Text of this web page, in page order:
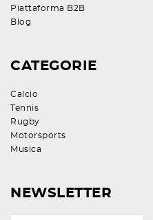
Piattaforma B2B
Blog
CATEGORIE
Calcio
Tennis
Rugby
Motorsports
Musica
NEWSLETTER